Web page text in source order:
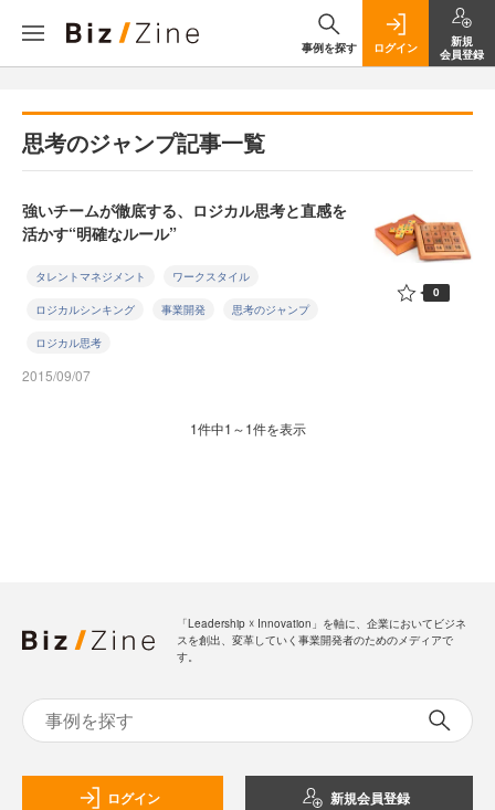
事例を探す ログイン
新規
会員登録
思考のジャンプ記事一覧
強いチームが徹底する、ロジカル思考と直感を
活かす“明確なルール”
タレントマネジメント ワークスタイル
ロジカルシンキング 事業開発 思考のジャンプ
ロジカル思考
2015/09/07
0
1件中1～1件を表示
「Leadership ☓ Innovation」を軸に、企業においてビジネ
スを創出、変革していく事業開発者のためのメディアで
す。
ログイン 新規会員登録